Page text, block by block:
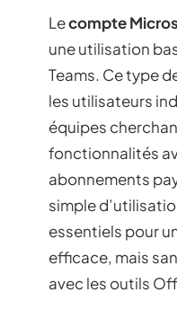
Lecompte
une utilisation
Teams. Ce type
les utilisateurs
équipes
fonctionnalités
abonnements
simple
essentiels pour
efficace, mais
avec les outils